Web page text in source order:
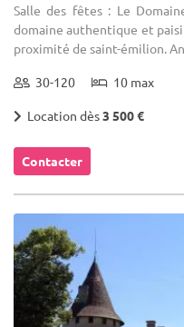
Salle des fêtes : Le
domaine authentique et
proximité de saint-émilion.
30-120 10 max
Location dès3 500 €
Contacter